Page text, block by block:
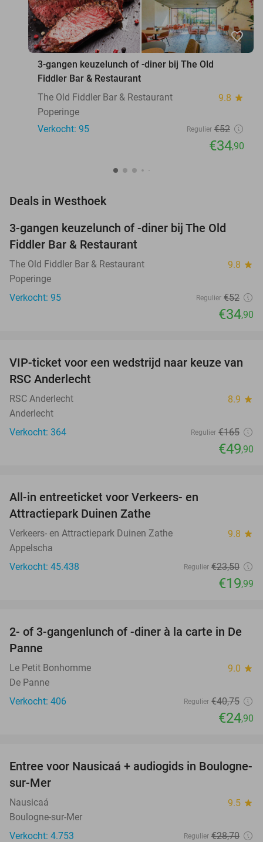
favorite_border
3-gangen keuzelunch of -diner bij The Old
Fiddler Bar & Restaurant
The Old Fiddler Bar & Restaurant
9.8 star
Poperinge
Verkocht: 95
Regulier €52
€34,90
Deals in Westhoek
3-gangen keuzelunch of -diner bij The Old
Fiddler Bar & Restaurant
The Old Fiddler Bar & Restaurant 9.8 star
Poperinge
Verkocht: 95
Regulier €52
€34,90
70%
VIP-ticket voor een wedstrijd naar keuze van
RSC Anderlecht
RSC Anderlecht 8.9 star
Anderlecht
Verkocht: 364
Regulier €165
€49,90
All-in entreeticket voor Verkeers- en
Attractiepark Duinen Zathe
Verkeers- en Attractiepark Duinen Zathe 9.8 star
Appelscha
Verkocht: 45.438
Regulier €23,50
€19,99
39%
2- of 3-gangenlunch of -diner à la carte in De
Panne
Le Petit Bonhomme 9.0 star
De Panne
Verkocht: 406
Regulier €40,75
€24,90
27%
Entree voor Nausicaá + audiogids in Boulogne-
sur-Mer
Nausicaá 9.5 star
Boulogne-sur-Mer
Verkocht: 4.753
Regulier €28,70